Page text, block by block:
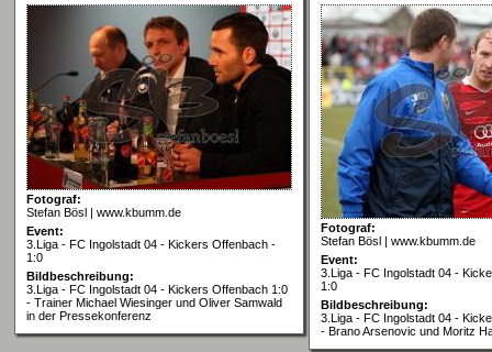
Fotograf:
Stefan Bösl | www.kbumm.de
Event:
3.Liga - FC Ingolstadt 04 - Kickers Offenbach -
1:0
Bildbeschreibung:
3.Liga - FC Ingolstadt 04 - Kickers Offenbach 1:0
- Trainer Michael Wiesinger und Oliver Samwald
in der Pressekonferenz
Fotograf:
Stefan Bösl | www.kbumm.de
Event:
3.Liga - FC Ingolstadt 04 -
1:0
Bildbeschreibung:
3.Liga - FC Ingolstadt 04 -
- Brano Arsenovic und Moritz